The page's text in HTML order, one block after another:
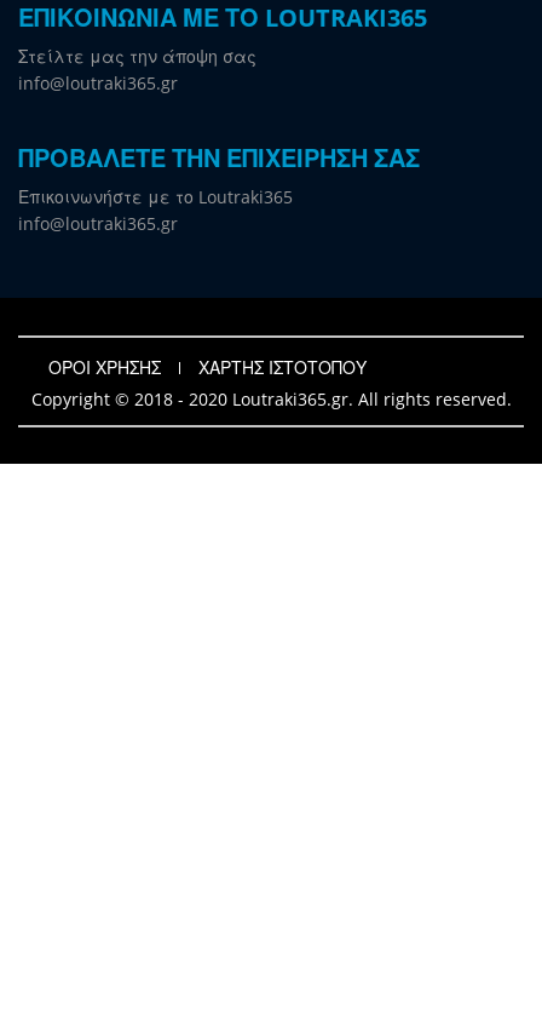
ΕΠΙΚΟΙΝΩΝΙΑ ΜΕ ΤΟ LOUTRAKI365
Στείλτε μας την άποψη σας
info@loutraki365.gr
ΠΡΟΒΑΛΕΤΕ ΤΗΝ ΕΠΙΧΕΙΡΗΣΗ ΣΑΣ
Επικοινωνήστε με το Loutraki365
info@loutraki365.gr
ΟΡΟΙ ΧΡΗΣΗΣ
ΧΑΡΤΗΣ ΙΣΤΟΤΟΠΟΥ
Copyright © 2018 - 2020 Loutraki365.gr. All rights reserved.